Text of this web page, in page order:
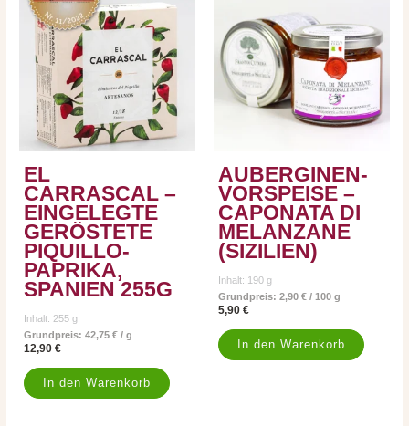
EL
CARRASCAL –
EINGELEGTE
GERÖSTETE
PIQUILLO-
PAPRIKA,
SPANIEN 255G
Inhalt: 255g
Grundpreis:42,75€ /g
12,90€
In den Warenkorb
AUBERGINEN-
VORSPEISE –
CAPONATA DI
MELANZANE
(SIZILIEN)
Inhalt: 190 g
Grundpreis: 2,90 € / 100 g
5,90 €
In den Warenkorb